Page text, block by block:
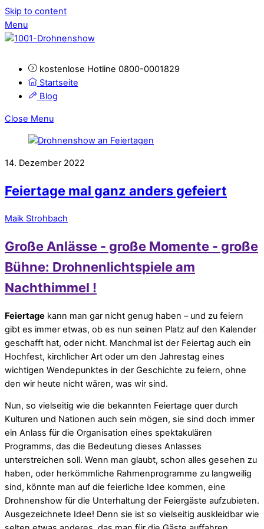
Skip to content
Menu
kostenlose Hotline 0800-0001829
Startseite
Blog
Close Menu
14. Dezember 2022
Feiertage mal ganz anders gefeiert
Maik Strohbach
Große Anlässe - große Momente - große
Bühne: Drohnenlichtspiele am
Nachthimmel !
Feiertage kann man gar nicht genug haben – und zu feiern
gibt es immer etwas, ob es nun seinen Platz auf den Kalender
geschafft hat, oder nicht. Manchmal ist der Feiertag auch ein
Hochfest, kirchlicher Art oder um den Jahrestag eines
wichtigen Wendepunktes in der Geschichte zu feiern, ohne
den wir heute nicht wären, was wir sind.
Nun, so vielseitig wie die bekannten Feiertage quer durch
Kulturen und Nationen auch sein mögen, sie sind doch immer
ein Anlass für die Organisation eines spektakulären
Programms, das die Bedeutung dieses Anlasses
unterstreichen soll. Wenn man glaubt, schon alles gesehen zu
haben, oder herkömmliche Rahmenprogramme zu langweilig
sind, könnte man auf die feierliche Idee kommen, eine
Drohnenshow für die Unterhaltung der Feiergäste aufzubieten.
Ausgezeichnete Idee! Denn sie ist so vielseitig auskleidbar wie